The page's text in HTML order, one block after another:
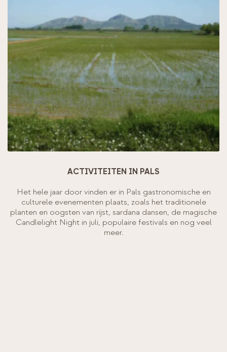
ACTIVITEITEN IN PALS
Het hele jaar door vinden er in Pals gastronomische en
culturele evenementen plaats, zoals het traditionele
planten en oogsten van rijst, sardana dansen, de magische
Candlelight Night in juli, populaire festivals en nog veel
meer.